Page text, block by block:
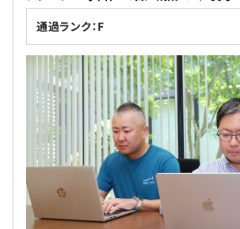
通過ランク：F